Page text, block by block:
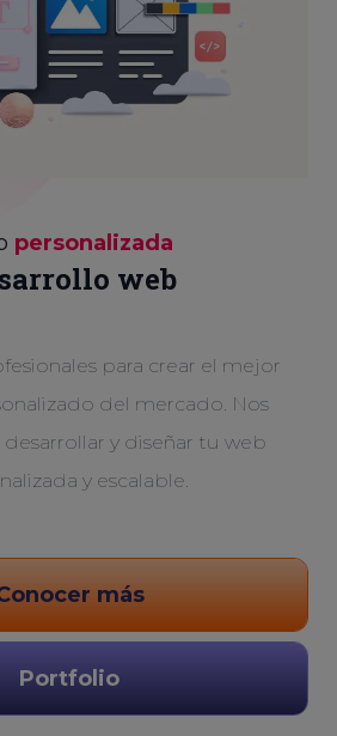
personalizada
web
para crear el mejor
del mercado. Nos
y diseñar tu web
y escalable.
más
Portfolio